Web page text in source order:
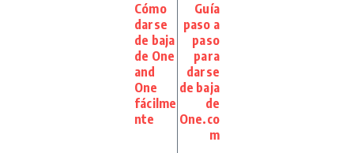
Cómo
darse
de baja
de One
and
One
fácilme
nte
Guía
paso a
paso
para
darse
de baja
de
One.co
m